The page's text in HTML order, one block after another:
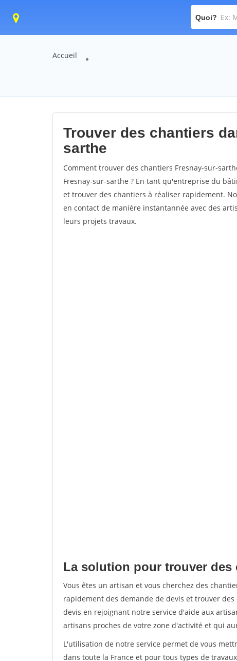
Quoi?
Accueil
Trouver des chantiers
sarthe
Comment trouver des chantiers Fresnay-sur-
Fresnay-sur-sarthe ? En tant qu'entreprise du
et trouver des chantiers à réaliser rapidement.
en contact de manière instantannée avec des
leurs projets travaux.
La solution pour trouver des
Vous êtes un artisan et vous cherchez des
rapidement des demande de devis et trouver
devis en rejoignant notre service d'aide aux
artisans proches de votre zone d'activité et qui
L'utilisation de notre service permet de vous
dans toute la France et pour tous types de